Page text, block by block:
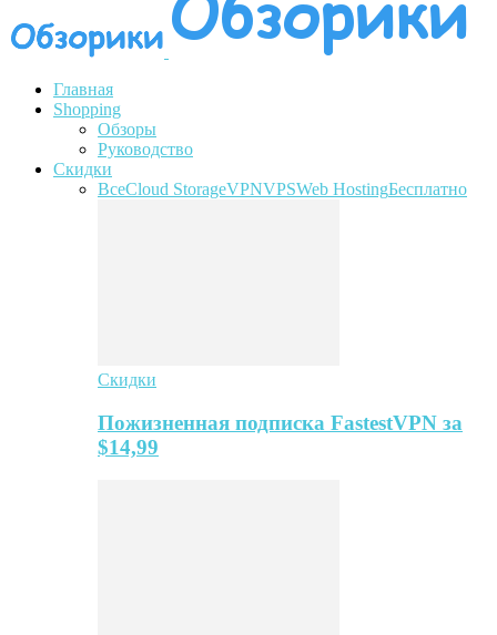
Главная
Shopping
Обзоры
Руководство
Скидки
ВсеCloud StorageVPNVPSWeb HostingБесплатно
Скидки
Пожизненная подписка FastestVPN за
$14,99